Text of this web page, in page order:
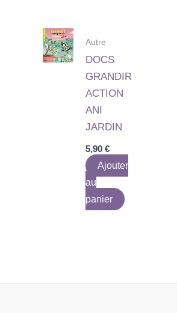
Autre
DOCS
GRANDIR
ACTION
ANI
JARDIN
5,90€
Ajouter
au
panier